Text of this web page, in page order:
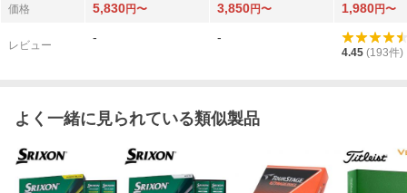
1ダース
価格 5,830円〜 3,850円〜 1,980円〜
レビュー
- -
4.45 (193件)
よく一緒に見られている類似製品